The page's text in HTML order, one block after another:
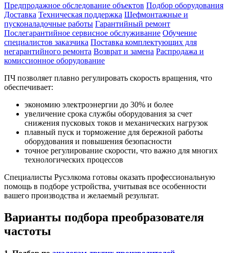
Предпродажное обследование объектов Подбор оборудования
Доставка Техническая поддержка Шефмонтажные и
пусконаладочные работы Гарантийный ремонт
Послегарантийное сервисное обслуживание Обучение
специалистов заказчика Поставка комплектующих для
негарантийного ремонта Возврат и замена Распродажа и
комиссионное оборудование
ПЧ позволяет плавно регулировать скорость вращения, что
обеспечивает:
экономию электроэнергии до 30% и более
увеличение срока службы оборудования за счет
снижения пусковых токов и механических нагрузок
плавный пуск и торможение для бережной работы
оборудования и повышения безопасности
точное регулирование скорости, что важно для многих
технологических процессов
Специалисты Русэлкома готовы оказать профессиональную
помощь в подборе устройства, учитывая все особенности
вашего производства и желаемый результат.
Варианты подбора преобразователя
частоты